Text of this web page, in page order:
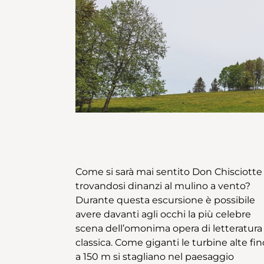
Come si sarà mai sentito Don Chisciotte
trovandosi dinanzi al mulino a vento?
Durante questa escursione è possibile
avere davanti agli occhi la più celebre
scena dell’omonima opera di letteratura
classica. Come giganti le turbine alte
a 150 m si stagliano nel paesaggio
Montagne du Droit, la si raggiunge dopo
una breve salita. Qui si trova l’impianto
fotovoltaico un tempo più grande
d’Europa. Strada facendo dei pannelli
forniscono informazioni sulla centrale
elettrosolare costruita una trentina
anni fa. La discesa verso Les Breuleux si